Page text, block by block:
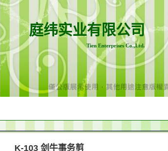
庭纬实业有限公司
Tien Enterprises Co.,Ltd.
K-103 剑牛事务剪